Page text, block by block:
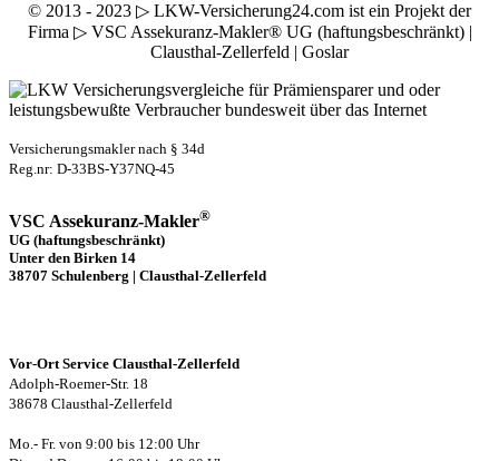
© 2013 - 2023 ▷ LKW-Versicherung24.com ist ein Projekt der
Firma ▷ VSC Assekuranz-Makler® UG (haftungsbeschränkt) |
Clausthal-Zellerfeld | Goslar
Versicherungsmakler nach § 34d
Reg.nr: D-33BS-Y37NQ-45
VSC Assekuranz-Makler®
UG (haftungsbeschränkt)
Unter den Birken 14
38707 Schulenberg | Clausthal-Zellerfeld
Vor-Ort Service Clausthal-Zellerfeld
Adolph-Roemer-Str. 18
38678 Clausthal-Zellerfeld
Mo.- Fr. von 9:00 bis 12:00 Uhr